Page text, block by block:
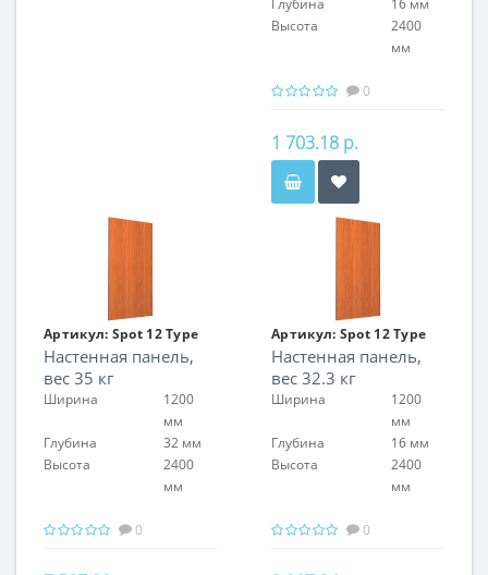
Глубина
16 мм
Высота
2400
мм
0
1 703.18 р.
Артикул: Spot 12 Type
04/2
Настенная панель,
вес 35 кг
Ширина
1200
мм
Глубина
32 мм
Высота
2400
мм
0
Артикул: Spot 12 Type
04/2
Настенная панель,
вес 32.3 кг
Ширина
1200
мм
Глубина
16 мм
Высота
2400
мм
0